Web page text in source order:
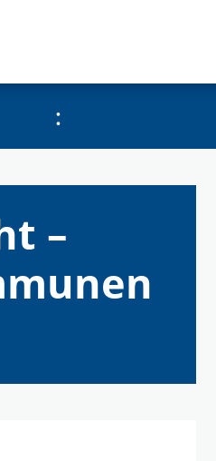
:
–